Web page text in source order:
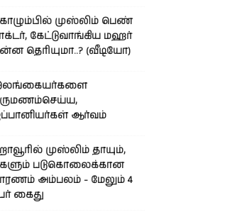
முஸ்லிம் பெண்
கேட்டுவாங்கிய மஹர்
தெரியுமா..? (வீடியோ)
ஆர்வம்
முஸ்லிம் தாயும்,
படுகொலைக்கான
அம்பலம் - மேலும் 4
கைது